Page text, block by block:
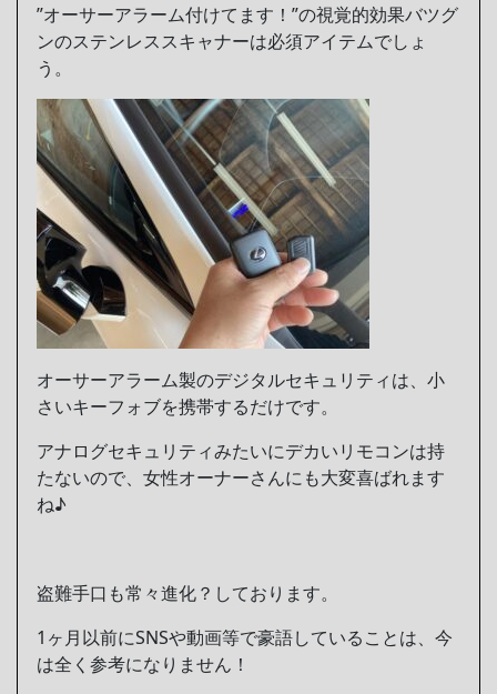
”オーサーアラーム付けてます！”の視覚的効果バツグ
ンのステンレススキャナーは必須アイテムでしょ
う。
オーサーアラーム製のデジタルセキュリティは、小
さいキーフォブを携帯するだけです。
アナログセキュリティみたいにデカいリモコンは持
たないので、女性オーナーさんにも大変喜ばれます
ね♪
盗難手口も常々進化？しております。
1ヶ月以前にSNSや動画等で豪語していることは、今
は全く参考になりません！